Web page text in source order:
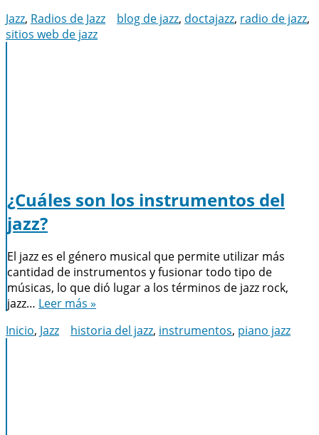
Jazz, Radios de Jazz blog de jazz, doctajazz, radio de jazz,
sitios web de jazz
¿Cuáles son los instrumentos del
jazz?
El jazz es el género musical que permite utilizar más
cantidad de instrumentos y fusionar todo tipo de
músicas, lo que dió lugar a los términos de jazz rock,
jazz… Leer más »
Inicio, Jazz historia del jazz, instrumentos, piano jazz